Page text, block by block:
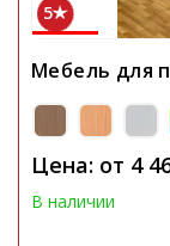
5
Мебель для
Цена: от 4
В наличии